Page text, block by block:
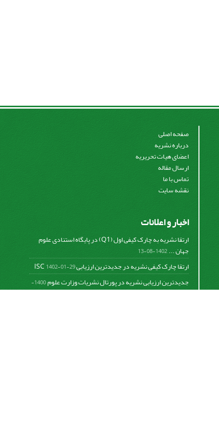
صفحه اصلی
درباره نشریه
اعضای هیات تحریریه
ارسال مقاله
تماس با ما
نقشه سایت
اخبار و اعلانات
ارتقا نشریه به چارک کیفی اول (Q1) در پایگاه استنادی علوم
جهان ...1402-08-13
ارتقا چارک کیفی نشریه در جدیدترین ارزیابی ISC1402-01-29
جدیدترین ارزیابی نشریه در پورتال نشریات وزارت علوم
1400-